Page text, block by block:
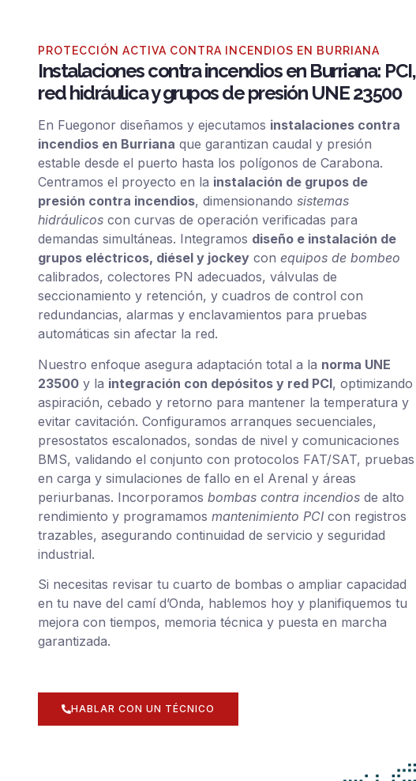
PROTECCIÓN ACTIVA CONTRA INCENDIOS EN BURRIANA
Instalaciones contra incendios en Burriana: PCI,
red hidráulica y grupos de presión UNE 23500
En Fuegonor diseñamos y ejecutamos instalaciones contra
incendios en Burriana que garantizan caudal y presión
estable desde el puerto hasta los polígonos de Carabona.
Centramos el proyecto en la instalación de grupos de
presión contra incendios, dimensionando sistemas
hidráulicos con curvas de operación verificadas para
demandas simultáneas. Integramos diseño e instalación de
grupos eléctricos, diésel y jockey con equipos de bombeo
calibrados, colectores PN adecuados, válvulas de
seccionamiento y retención, y cuadros de control con
redundancias, alarmas y enclavamientos para pruebas
automáticas sin afectar la red.
Nuestro enfoque asegura adaptación total a la norma UNE
23500 y la integración con depósitos y red PCI, optimizando
aspiración, cebado y retorno para mantener la temperatura y
evitar cavitación. Configuramos arranques secuenciales,
presostatos escalonados, sondas de nivel y comunicaciones
BMS, validando el conjunto con protocolos FAT/SAT, pruebas
en carga y simulaciones de fallo en el Arenal y áreas
periurbanas. Incorporamos bombas contra incendios de alto
rendimiento y programamos mantenimiento PCI con registros
trazables, asegurando continuidad de servicio y seguridad
industrial.
Si necesitas revisar tu cuarto de bombas o ampliar capacidad
en tu nave del camí d’Onda, hablemos hoy y planifiquemos tu
mejora con tiempos, memoria técnica y puesta en marcha
garantizada.
HABLAR CON UN TÉCNICO